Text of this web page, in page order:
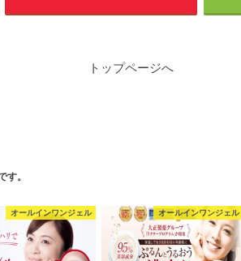
トップページへ
す。
オールインワンジェル オールインワンジェル